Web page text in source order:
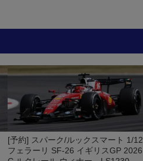
[予約] スパーク/ルックスマート 1/12
フェラーリ SF-26 イギリスGP 2026